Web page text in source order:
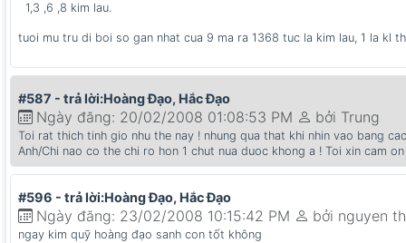
1,3 ,6 ,8 kim lau.
tuoi mu tru di boi so gan nhat cua 9 ma ra 1368 tuc la kim lau, 1 la kl
#587 - trả lời:Hoàng Đạo, Hắc Đạo
Ngày đăng: 20/02/2008 01:08:53 PM bởi Trung
Toi rat thich tinh gio nhu the nay ! nhung qua that khi nhin vao bang
Anh/Chi nao co the chi ro hon 1 chut nua duoc khong a ! Toi xin cam on
#596 - trả lời:Hoàng Đạo, Hắc Đạo
Ngày đăng: 23/02/2008 10:15:42 PM bởi nguyen
ngay kim quỹ hoàng đạo sanh con tốt không